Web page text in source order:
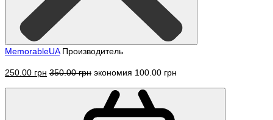
MemorableUA Производитель
250.00 грн 350.00 грн экономия 100.00 грн